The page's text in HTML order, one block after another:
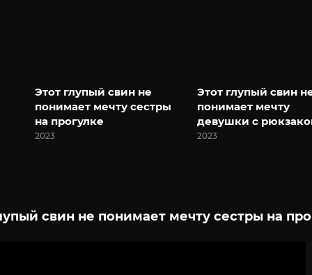
Этот глупый свин не
понимает мечту сестры
на прогулке
2023
Этот глупый свин
понимает мечту
девушки с
2023
свин не понимает мечту сестры на